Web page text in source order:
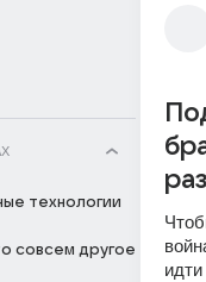
технологии
совсем другое